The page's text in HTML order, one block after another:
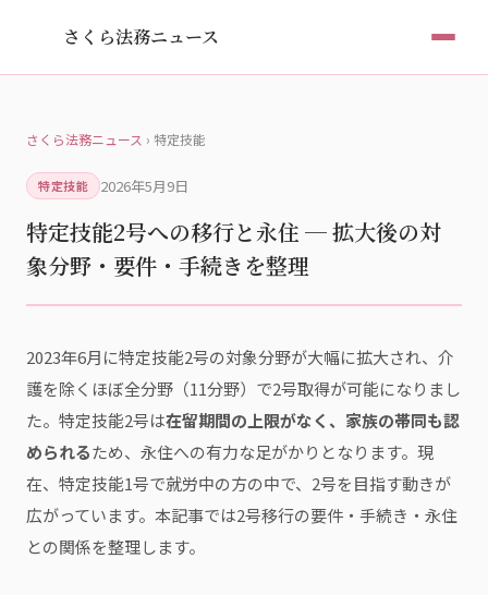
さくら法務ニュース
さくら法務ニュース › 特定技能
特定技能 2026年5月9日
特定技能2号への移行と永住 ─ 拡大後の対
象分野・要件・手続きを整理
2023年6月に特定技能2号の対象分野が大幅に拡大され、介
護を除くほぼ全分野（11分野）で2号取得が可能になりまし
た。特定技能2号は在留期間の上限がなく、家族の帯同も認
められるため、永住への有力な足がかりとなります。現
在、特定技能1号で就労中の方の中で、2号を目指す動きが
広がっています。本記事では2号移行の要件・手続き・永住
との関係を整理します。